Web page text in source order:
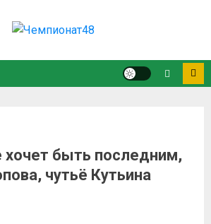
быть последним,
чутьё Кутьина